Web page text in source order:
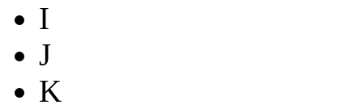
I
J
K